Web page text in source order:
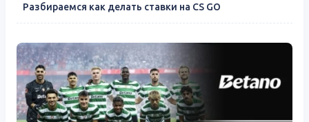
Разбираемся как делать ставки на CS GO